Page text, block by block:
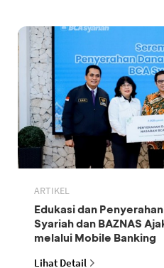
ARTIKEL
Edukasi dan
Syariah dan BAZNAS
melalui Mobile Banking
Lihat Detail